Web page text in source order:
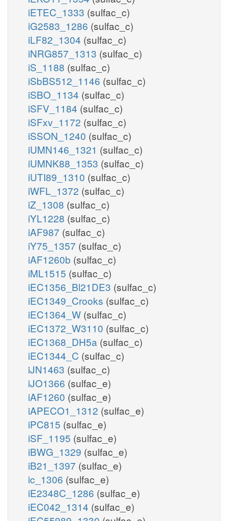
iETEC_1333 (sulfac_c)
iG2583_1286 (sulfac_c)
iLF82_1304 (sulfac_c)
iNRG857_1313 (sulfac_c)
iS_1188 (sulfac_c)
iSbBS512_1146 (sulfac_c)
iSBO_1134 (sulfac_c)
iSFV_1184 (sulfac_c)
iSFxv_1172 (sulfac_c)
iSSON_1240 (sulfac_c)
iUMN146_1321 (sulfac_c)
iUMNK88_1353 (sulfac_c)
iUTI89_1310 (sulfac_c)
iWFL_1372 (sulfac_c)
iZ_1308 (sulfac_c)
iYL1228 (sulfac_c)
iAF987 (sulfac_c)
iY75_1357 (sulfac_c)
iAF1260b (sulfac_c)
iML1515 (sulfac_c)
iEC1356_Bl21DE3 (sulfac_c)
iEC1349_Crooks (sulfac_c)
iEC1364_W (sulfac_c)
iEC1372_W3110 (sulfac_c)
iEC1368_DH5a (sulfac_c)
iEC1344_C (sulfac_c)
iJN1463 (sulfac_c)
iJO1366 (sulfac_e)
iAF1260 (sulfac_e)
iAPECO1_1312 (sulfac_e)
iPC815 (sulfac_e)
iSF_1195 (sulfac_e)
iBWG_1329 (sulfac_e)
iB21_1397 (sulfac_e)
ic_1306 (sulfac_e)
iE2348C_1286 (sulfac_e)
iEC042_1314 (sulfac_e)